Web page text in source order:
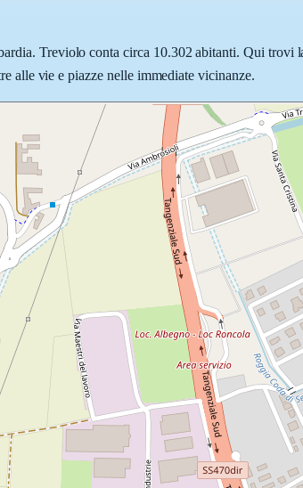
Treviolo conta circa 10.302 abitanti. Qui trovi
alle vie e piazze nelle immediate vicinanze.